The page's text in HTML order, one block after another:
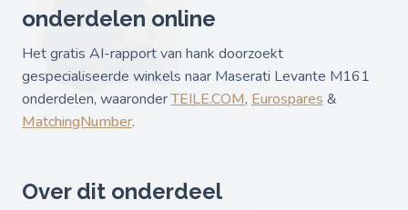
onderdelen online
Het gratis AI-rapport van hank doorzoekt
gespecialiseerde winkels naar Maserati Levante M161
onderdelen, waaronderTEILE.COM, Eurospares &
MatchingNumber.
Over dit onderdeel